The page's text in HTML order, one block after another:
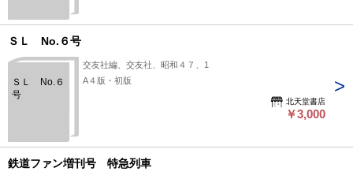
ＳＬ No.６号
ＳＬ No.６
号
交友社編、交友社、昭和４７、1
A４版・初版
北天堂書店
￥3,000
鉄道ファン増刊号 特急列車